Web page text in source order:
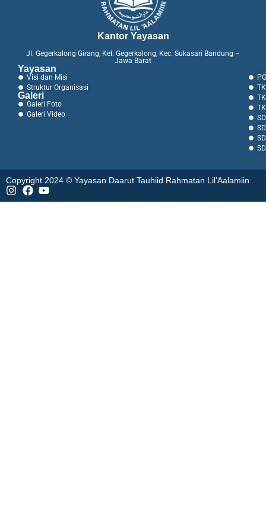
Kantor Yayasan
Jl. Gegerkalong Girang, Kel. Gegerkalong, Kec. Sukasari Bandung –
Jawa Barat
Yayasan
Visi dan Misi
Struktur Organisasi
Galeri
Galeri Foto
Galeri Video
Copyright 2024 © Yayasan Daarut Tauhiid Rahmatan Lil’Aalamiin